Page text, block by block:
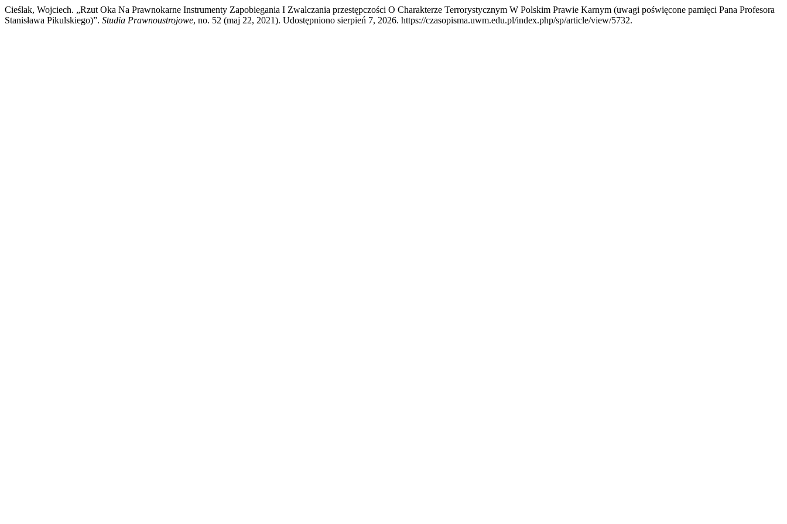
Cieślak, Wojciech. „Rzut Oka Na Prawnokarne Instrumenty Zapobiegania I Zwalczania przestępczości O Charakterze Terrorystycznym W Polskim Prawie Karnym (uwagi poświęcone pamięci Pana Profesora
Stanisława Pikulskiego)”. Studia Prawnoustrojowe, no. 52 (maj 22, 2021). Udostępniono sierpień 7, 2026. https://czasopisma.uwm.edu.pl/index.php/sp/article/view/5732.